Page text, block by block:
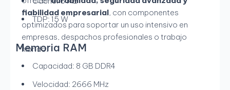
fiabilidad empresarial, con componentes
optimizados para soportar un uso intensivo en
empresas, despachos profesionales o trabajo
híbrido.
TDP: 15 W
Memoria RAM
Capacidad: 8 GB DDR4
Velocidad: 2666 MHz